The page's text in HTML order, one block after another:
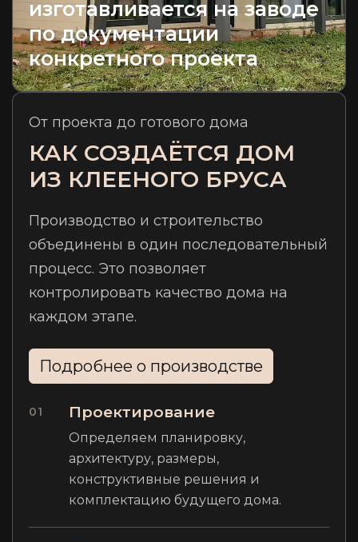
изготавливается на заводе
по документации
конкретного проекта
От проекта до готового дома
КАК СОЗДАЁТСЯ ДОМ
ИЗ КЛЕЕНОГО БРУСА
Производство и строительство
объединены в один последовательный
процесс. Это позволяет
контролировать качество дома на
каждом этапе.
Подробнее о производстве
01 Проектирование
Определяем планировку,
архитектуру, размеры,
конструктивные решения и
комплектацию будущего дома.